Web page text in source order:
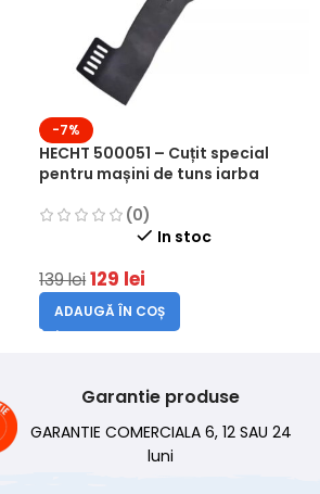
-7%
HECHT 500051 – Cuțit special
pentru mașini de tuns iarba
(0)
In stoc
139lei129 lei
ADAUGĂ ÎN COȘ
Garantie produse
GARANTIE COMERCIALA 6, 12 SAU 24
luni